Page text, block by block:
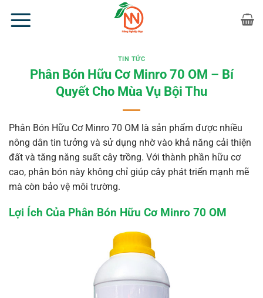
qua
TIN TỨC
Phân Bón Hữu Cơ Minro 70 OM – Bí
Quyết Cho Mùa Vụ Bội Thu
Phân Bón Hữu Cơ Minro 70 OM là sản phẩm được nhiều
nông dân tin tưởng và sử dụng nhờ vào khả năng cải thiện
đất và tăng năng suất cây trồng. Với thành phần hữu cơ
cao, phân bón này không chỉ giúp cây phát triển mạnh mẽ
mà còn bảo vệ môi trường.
Lợi Ích Của Phân Bón Hữu Cơ Minro 70 OM